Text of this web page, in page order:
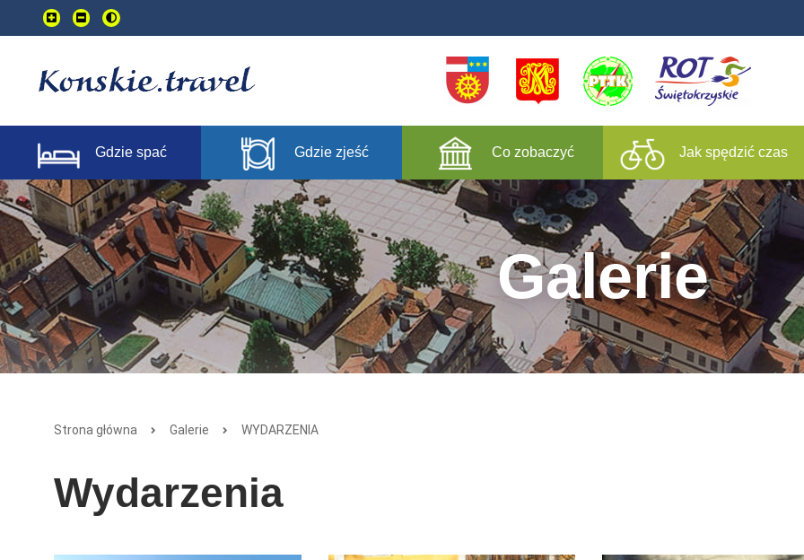
Przejdź
do
treści
głownej
Gdzie spać Gdzie zjeść Co zobaczyć Jak spędzić czas
Galerie
Strona główna Galerie WYDARZENIA
Wydarzenia